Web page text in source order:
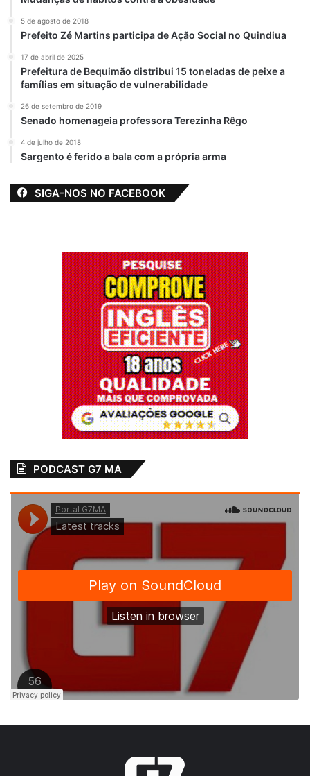
5 de agosto de 2018
Prefeito Zé Martins participa de Ação Social no Quindiua
17 de abril de 2025
Prefeitura de Bequimão distribui 15 toneladas de peixe a
famílias em situação de vulnerabilidade
26 de setembro de 2019
Senado homenageia professora Terezinha Rêgo
4 de julho de 2018
Sargento é ferido a bala com a própria arma
SIGA-NOS NO FACEBOOK
PODCAST G7 MA